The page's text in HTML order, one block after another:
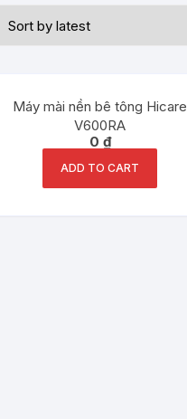
Máy mài nền bê tông Hicare
V600RA
0 ₫
ADD TO CART